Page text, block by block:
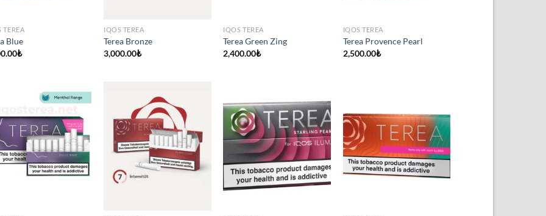
TEREA
Blue
₺
IQOS TEREA
Terea Bronze
3,000.00₺
IQOS TEREA
Terea Green Zing
2,400.00₺
IQOS TEREA
Terea Provence Pearl
2,500.00₺